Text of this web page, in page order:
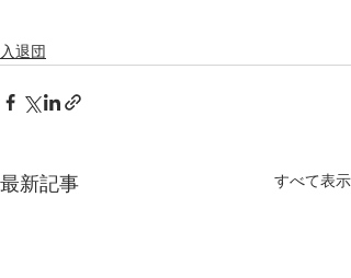
入退団
最新記事 すべて表示